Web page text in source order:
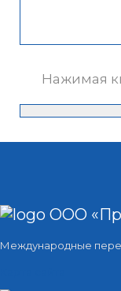
Нажимая
ООО
Международные